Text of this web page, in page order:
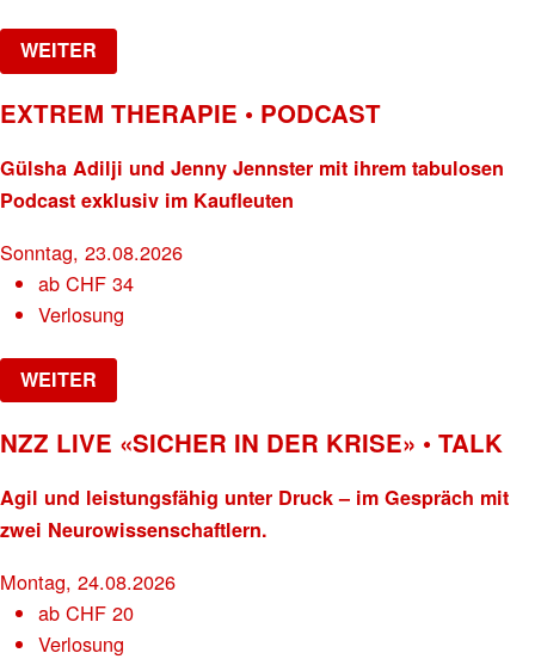
WEITER
EXTREM THERAPIE • PODCAST
Gülsha Adilji und Jenny Jennster mit ihrem tabulosen
Podcast exklusiv im Kaufleuten
Sonntag, 23.08.2026
abCHF 34
Verlosung
WEITER
NZZ LIVE «SICHER IN DER KRISE» • TALK
Agil und leistungsfähig unter Druck – im Gespräch mit
zwei Neurowissenschaftlern.
Montag, 24.08.2026
abCHF 20
Verlosung